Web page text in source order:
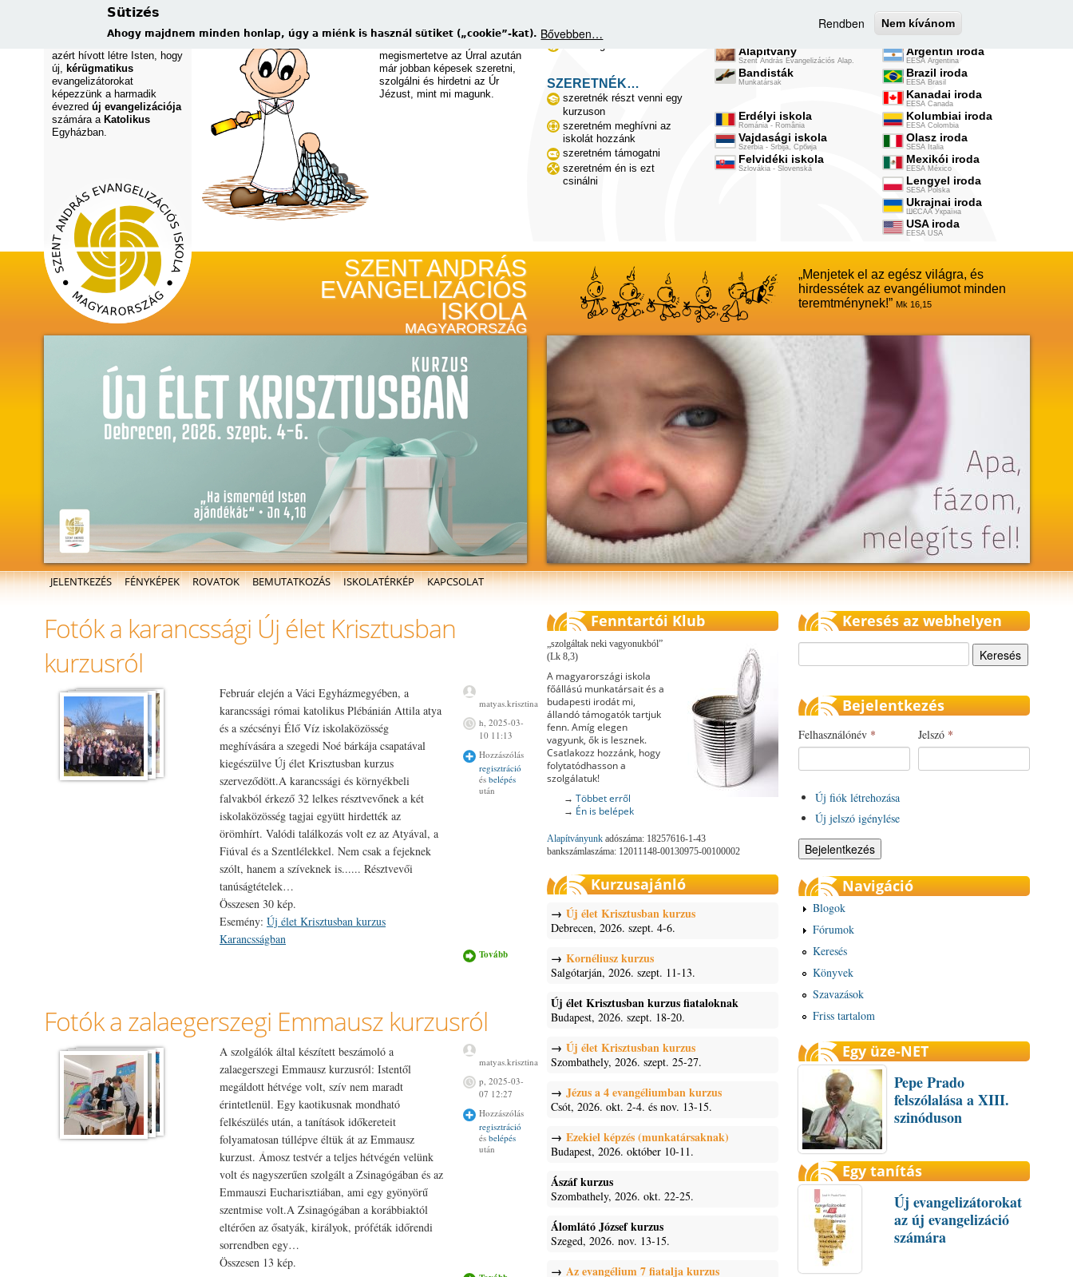
Sütizés
Ahogy majdnem minden honlap, úgy a miénk is használ sütiket („cookie”-kat). Bővebben…
Rendben Nem kívánom
ISTEN HOZOTT!
Bennünket - a Szent András
Evangelizációs Iskolát -
azért hívott létre Isten, hogy
új, kérügmatikus
evangelizátorokat
képezzünk a harmadik
évezred új evangelizációja
számára a Katolikus
Egyházban.
nyomdokain járva Pétereket
megismertetve az Úrral azután
már jobban képesek szeretni,
szolgálni és hirdetni az Úr
Jézust, mint mi magunk.
az új evangelizáció
SZERETNÉK…
szeretnék részt venni egy
kurzuson
szeretném meghívni az
iskolát hozzánk
szeretném támogatni
szeretném én is ezt
csinálni
Magyarországi iskola
Alapítvány
Szent András Evangelizációs Alap.
Bandisták
Munkatársak
Erdélyi iskola
Románia - România
Vajdasági iskola
Szerbia - Srbija, Србија
Felvidéki iskola
Szlovákia - Slovenská
NEMZETKÖZI ISKOLÁK
Nemzetközi iroda
Argentin iroda
EESA Argentina
Brazil iroda
EESA Brasil
Kanadai iroda
EESA Canada
Kolumbiai iroda
EESA Colombia
Olasz iroda
SESA Italia
Mexikói iroda
EESA México
Lengyel iroda
SESA Polska
Ukrajnai iroda
ШЄСАА Україна
USA iroda
EESA USA
Menjetek el az egész világra, és
hirdessétek az evangéliumot minden
teremtménynek!
Mk 16,15
Főmenü
JELENTKEZÉS FÉNYKÉPEK ROVATOK BEMUTATKOZÁS ISKOLATÉRKÉP KAPCSOLAT
Fotók a karancssági Új élet Krisztusban
kurzusról
Február elején a Váci Egyházmegyében, a
karancssági római katolikus Plébánián Attila atya
és a szécsényi Élő Víz iskolaközösség
meghívására a szegedi Noé bárkája csapatával
kiegészülve Új élet Krisztusban kurzus
szerveződött.A karancssági és környékbeli
falvakból érkező 32 lelkes résztvevőnek a két
iskolaközösség tagjai együtt hirdették az
örömhírt. Valódi találkozás volt ez az Atyával, a
Fiúval és a Szentlélekkel. Nem csak a fejeknek
szólt, hanem a szíveknek is...... Résztvevői
tanúságtételek…
Összesen 30 kép.
Esemény: Új élet Krisztusban kurzus
Karancsságban
matyas.krisztina
h, 2025-03-
10 11:13
Tovább
karancssági
tartalommal
kapcsolatosan
Hozzászólás
regisztráció
és belépés
után
Fotók a zalaegerszegi Emmausz kurzusról
A szolgálók által készített beszámoló a
zalaegerszegi Emmausz kurzusról: Istentől
megáldott hétvége volt, szív nem maradt
érintetlenül. Egy kaotikusnak mondható
felkészülés után, a tanítások időkereteit
folyamatosan túllépve éltük át az Emmausz
kurzust. Ámosz testvér a teljes hétvégén velünk
volt és nagyszerűen szolgált a Zsinagógában és az
Emmauszi Eucharisztiában, ami egy gyönyörű
szentmise volt.A Zsinagógában a korábbiaktól
eltérően az ősatyák, királyok, próféták időrendi
sorrendben egy…
Összesen 13 kép.
matyas.krisztina
p, 2025-03-
07 12:27
Hozzászólás
regisztráció
és belépés
után
Fenntartói Klub
szolgáltak neki vagyonukból
(Lk 8,3)
A magyarországi iskola
főállású munkatársait és a
budapesti irodát mi,
állandó támogatók tartjuk
fenn. Amíg elegen
vagyunk, ők is lesznek.
Csatlakozz hozzánk, hogy
folytatódhasson a
szolgálatuk!
→ Többet erről
→ Én is belépek
Alapítványunk adószáma: 18257616-1-43
bankszámlaszáma: 12011148-00130975-00100002
Kurzusajánló
Új élet Krisztusban kurzus
Debrecen, 2026. szept. 4-6.
Kornéliusz kurzus
Salgótarján, 2026. szept. 11-13.
Új élet Krisztusban kurzus fiataloknak
Budapest, 2026. szept. 18-20.
Új élet Krisztusban kurzus
Szombathely, 2026. szept. 25-27.
Jézus a 4 evangéliumban kurzus
Csót, 2026. okt. 2-4. és nov. 13-15.
Ezekiel képzés (munkatársaknak)
Budapest, 2026. október 10-11.
Ászáf kurzus
Szombathely, 2026. okt. 22-25.
Álomlátó József kurzus
Szeged, 2026. nov. 13-15.
Az evangélium 7 fiatalja kurzus
Keresés az webhelyen
Bejelentkezés
Felhasználónév * Jelszó *
Új fiók létrehozása
Új jelszó igénylése
Navigáció
Blogok
Fórumok
Keresés
Könyvek
Szavazások
Friss tartalom
Egy üze-NET
Pepe Prado
felszólalása a XIII.
szinóduson
Egy tanítás
Új evangelizátorokat
az új evangelizáció
számára